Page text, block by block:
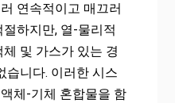
연속적이고 매끄러
하지만, 열-물리적
및 가스가 있는 경
습니다. 이러한 시스
체-기체 혼합물을 함